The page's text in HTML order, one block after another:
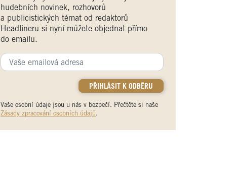
hudebních novinek, rozhovorů
a publicistických témat od redaktorů
Headlineru si nyní můžete objednat přímo
do emailu.
Vaše osobní údaje jsou u nás v bezpečí. Přečtěte si naše
Zásady zpracování osobních údajů.